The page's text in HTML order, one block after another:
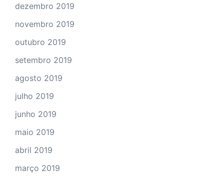
dezembro 2019
novembro 2019
outubro 2019
setembro 2019
agosto 2019
julho 2019
junho 2019
maio 2019
abril 2019
março 2019